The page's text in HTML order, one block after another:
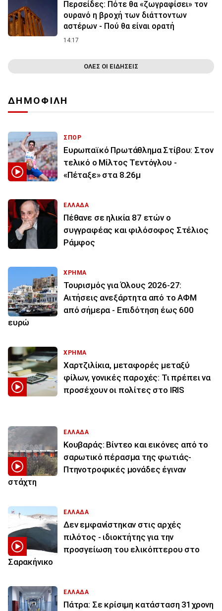
Περσείδες: Πότε θα «ζωγραφίσει» τον
ουρανό η βροχή των διάττοντων
αστέρων - Πού θα είναι ορατή
14:17
ΟΛΕΣ ΟΙ ΕΙΔΗΣΕΙΣ
ΔΗΜΟΦΙΛΗ
ΣΠΟΡ
Ευρωπαϊκό Πρωτάθλημα Στίβου: Στον
τελικό ο Μίλτος Τεντόγλου -
«Πέταξε» στα 8.26μ
ΕΛΛΑΔΑ
Πέθανε σε ηλικία 87 ετών ο
συγγραφέας και φιλόσοφος Στέλιος
Ράμφος
ΧΡΗΜΑ
Τουρισμός για Όλους 2026-27:
Αιτήσεις ανεξάρτητα από το ΑΦΜ
από σήμερα - Επιδότηση έως 600
ευρώ
ΧΡΗΜΑ
Χαρτζιλίκια, μεταφορές μεταξύ
φίλων, γονικές παροχές: Τι πρέπει να
προσέχουν οι πολίτες στο IRIS
ΕΛΛΑΔΑ
Κουβαράς: Βίντεο και εικόνες από το
σαρωτικό πέρασμα της φωτιάς-
Πτηνοτροφικές μονάδες έγιναν
στάχτη
ΕΛΛΑΔΑ
Δεν εμφανίστηκαν στις αρχές
πιλότος - ιδιοκτήτης για την
προσγείωση του ελικόπτερου στο
Σαρακήνικο
ΕΛΛΑΔΑ
Πάτρα: Σε κρίσιμη κατάσταση 31χρονη